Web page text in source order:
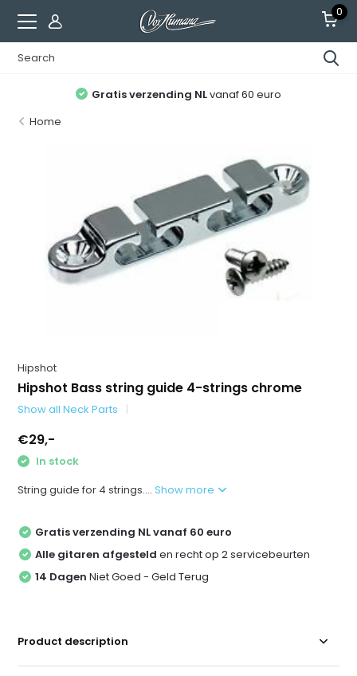
0
Gratis verzending NLvanaf 60 euro
Home
Hipshot
Hipshot Bass string guide 4-strings chrome
Show all Neck Parts
€29,-
In stock
String guide for 4 strings....Show more
Gratis verzending NL vanaf 60 euro
Alle gitaren afgesteld en recht op 2 servicebeurten
14 Dagen Niet Goed - Geld Terug
Product description